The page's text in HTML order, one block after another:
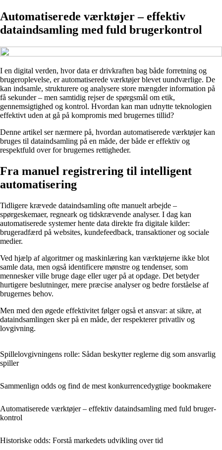
Automatiserede værktøjer – effektiv
dataindsamling med fuld bruger­kontrol
I en digital verden, hvor data er drivkraften bag både forretning og
brugeroplevelse, er automatiserede værktøjer blevet uundværlige. De
kan indsamle, strukturere og analysere store mængder information på
få sekunder – men samtidig rejser de spørgsmål om etik,
gennemsigtighed og kontrol. Hvordan kan man udnytte teknologien
effektivt uden at gå på kompromis med brugernes tillid?
Denne artikel ser nærmere på, hvordan automatiserede værktøjer kan
bruges til dataindsamling på en måde, der både er effektiv og
respektfuld over for brugernes rettigheder.
Fra manuel registrering til intelligent
automatisering
Tidligere krævede dataindsamling ofte manuelt arbejde –
spørgeskemaer, regneark og tidskrævende analyser. I dag kan
automatiserede systemer hente data direkte fra digitale kilder:
brugeradfærd på websites, kundefeedback, transaktioner og sociale
medier.
Ved hjælp af algoritmer og maskinlæring kan værktøjerne ikke blot
samle data, men også identificere mønstre og tendenser, som
mennesker ville bruge dage eller uger på at opdage. Det betyder
hurtigere beslutninger, mere præcise analyser og bedre forståelse af
brugernes behov.
Men med den øgede effektivitet følger også et ansvar: at sikre, at
dataindsamlingen sker på en måde, der respekterer privatliv og
lovgivning.
Spillelovgivningens rolle: Sådan beskytter reglerne dig som ansvarlig
spiller
Sammenlign odds og find de mest konkurrencedygtige bookmakere
Automatiserede værktøjer – effektiv dataindsamling med fuld bruger­
kontrol
Historiske odds: Forstå markedets udvikling over tid